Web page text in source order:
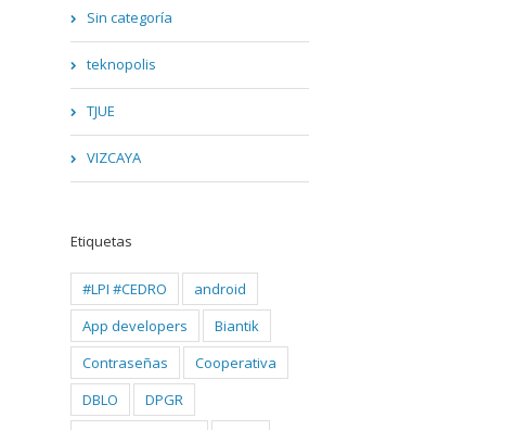
Sin categoría
teknopolis
TJUE
VIZCAYA
Etiquetas
#LPI #CEDRO
android
App developers
Biantik
Contraseñas
Cooperativa
DBLO
DPGR